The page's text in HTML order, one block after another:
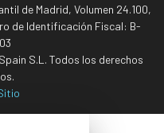
de Madrid, Volumen 24.100,
de Identificación Fiscal: B-
S.L. Todos los derechos